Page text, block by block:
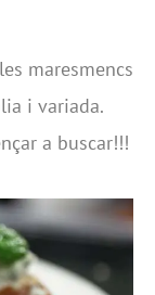
maresmencs
i variada.
a buscar!!!